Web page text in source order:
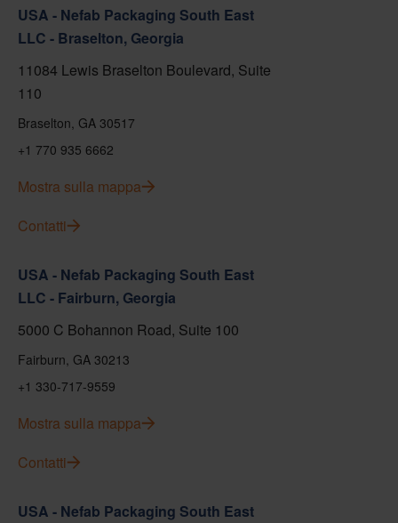
USA - Nefab Packaging South East
LLC - Braselton, Georgia
11084 Lewis Braselton Boulevard, Suite
110
Braselton, GA 30517
+1 770 935 6662
Mostra sulla mappa
Contatti
USA - Nefab Packaging South East
LLC - Fairburn, Georgia
5000 C Bohannon Road, Suite 100
Fairburn, GA 30213
+1 330-717-9559
Mostra sulla mappa
Contatti
USA - Nefab Packaging South East